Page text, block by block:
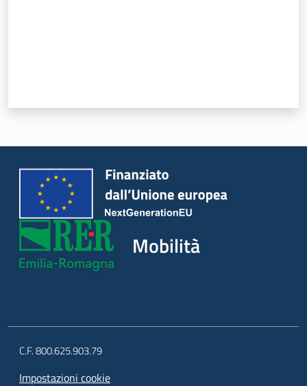
Mobilità
C.F. 800.625.903.79
Impostazioni cookie